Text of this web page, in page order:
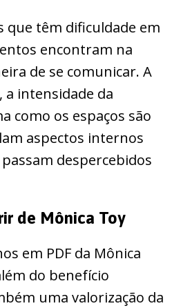
que têm dificuldade em
encontram na
de se comunicar. A
a intensidade da
como os espaços são
aspectos internos
despercebidos
de Mônica Toy
em PDF da Mônica
do benefício
uma valorização da